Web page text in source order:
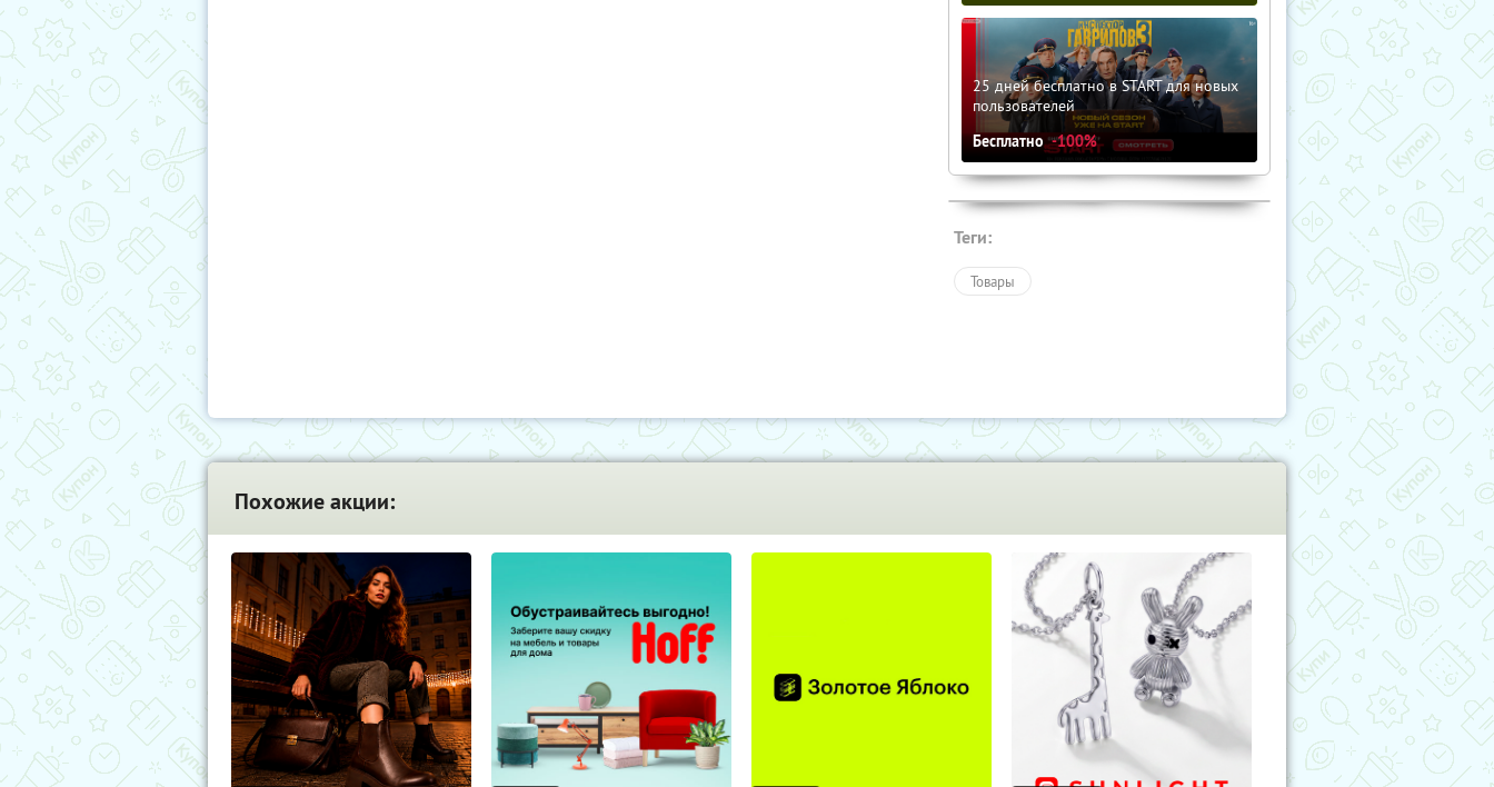
25 дней бесплатно в START для новых
пользователей
Бесплатно -100%
Теги:
Товары
Похожие акции: